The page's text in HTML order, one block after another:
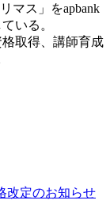
マス」をapbank
いる。
取得、講師育成
改定のお知らせ